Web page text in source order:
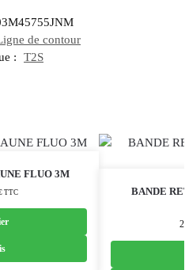
de contour
:
T2S
FLUO 3M
TTC BANDE